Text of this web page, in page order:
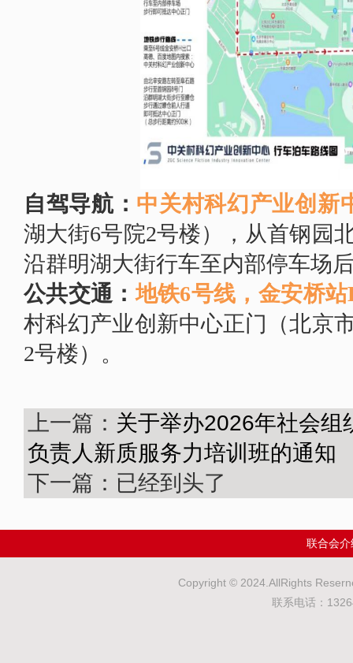
自驾导航： 中关村科幻产业创新
湖大街6号院2号楼），从首钢园
沿群明湖大街行车至内部停车场
公共交通：地铁6号线，金安桥
村科幻产业创新中心正门（北京
2号楼）。
上一篇： 关于举办2026年社会组
负责人新质服务力培训班的通知
下一篇：已经到头了
联合会介
Copyright © 2024.AllRights
联系电话：